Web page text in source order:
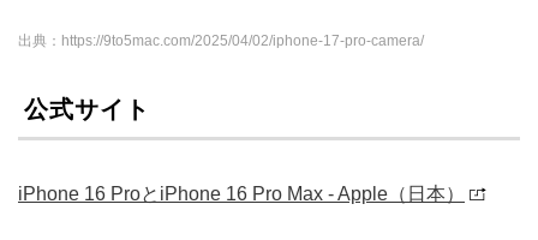
出典：https://9to5mac.com/2025/04/02/iphone-17-pro-camera/
公式サイト
iPhone 16 ProとiPhone 16 Pro Max - Apple（日本）